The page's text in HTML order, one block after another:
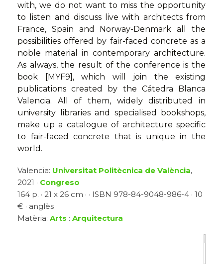
with, we do not want to miss the opportunity
to listen and discuss live with architects from
France, Spain and Norway-Denmark all the
possibilities offered by fair-faced concrete as a
noble material in contemporary architecture.
As always, the result of the conference is the
book [MYF9], which will join the existing
publications created by the Cátedra Blanca
Valencia. All of them, widely distributed in
university libraries and specialised bookshops,
make up a catalogue of architecture specific
to fair-faced concrete that is unique in the
world.
Valencia: Universitat Politècnica de València,
2021 · Congreso
164 p. · 21 x 26 cm · · ISBN 978-84-9048-986-4 · 10
€ · anglès
Matèria: Arts : Arquitectura